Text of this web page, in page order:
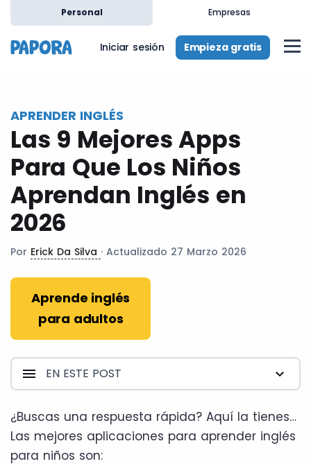
Personal Empresas
Iniciar sesión Empieza gratis
APRENDER INGLÉS
Las 9 Mejores Apps
Para Que Los Niños
Aprendan Inglés en
2026
Por Erick Da Silva · Actualizado 27 Marzo 2026
Aprende inglés
para adultos
EN ESTE POST
¿Buscas una respuesta rápida? Aquí la tienes…
Las mejores aplicaciones para aprender inglés
para niños son: